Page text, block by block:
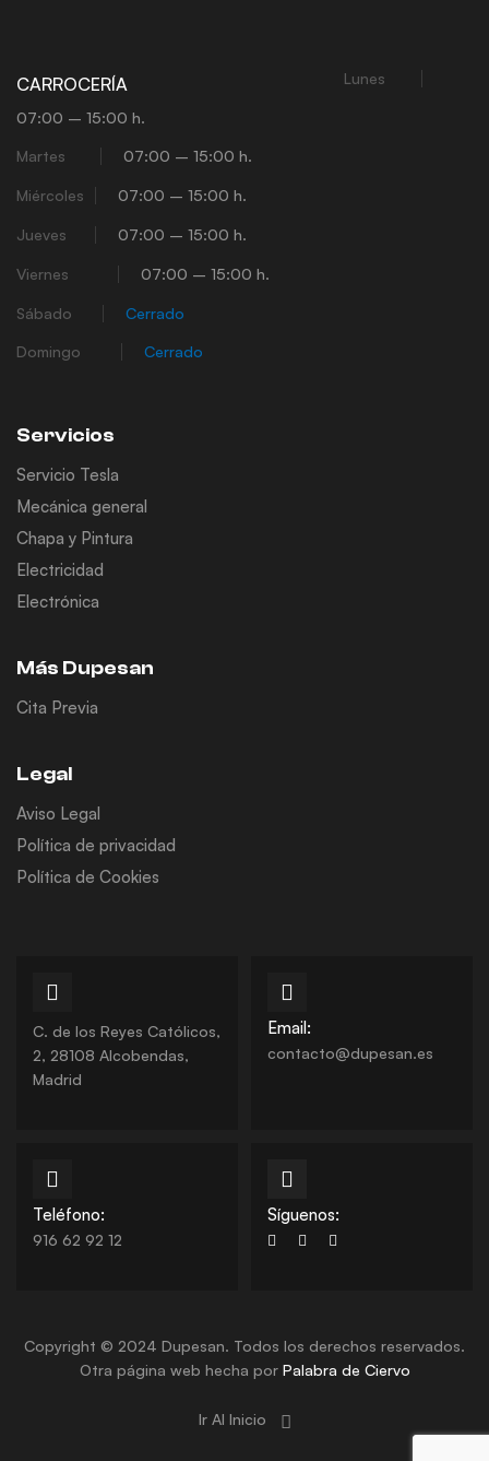
CARROCERÍA Lunes
07:00 – 15:00 h.
Martes 07:00 – 15:00 h.
Miércoles 07:00 – 15:00 h.
Jueves 07:00 – 15:00 h.
Viernes 07:00 – 15:00 h.
Sábado Cerrado
Domingo Cerrado
Servicios
Servicio Tesla
Mecánica general
Chapa y Pintura
Electricidad
Electrónica
Más Dupesan
Cita Previa
Legal
Aviso Legal
Política de privacidad
Política de Cookies
C. de los Reyes Católicos,
2, 28108 Alcobendas,
Madrid
Email:
contacto@dupesan.es
Teléfono:
916 62 92 12
Síguenos:
Copyright © 2024 Dupesan. Todos los derechos reservados.
Otra página web hecha por Palabra de Ciervo
Ir Al Inicio